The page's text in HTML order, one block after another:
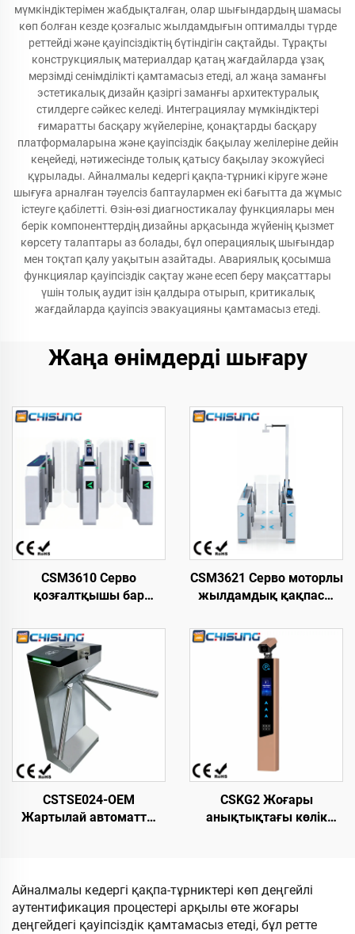
мүмкіндіктерімен жабдықталған, олар шығындардың шамасы
көп болған кезде қозғалыс жылдамдығын оптималды түрде
реттейді және қауіпсіздіктің бүтіндігін сақтайды. Тұрақты
конструкциялық материалдар қатаң жағдайларда ұзақ
мерзімді сенімділікті қамтамасыз етеді, ал жаңа заманғы
эстетикалық дизайн қазіргі заманғы архитектуралық
стилдерге сәйкес келеді. Интеграциялау мүмкіндіктері
ғимаратты басқару жүйелеріне, қонақтарды басқару
платформаларына және қауіпсіздік бақылау желілеріне дейін
кеңейеді, нәтижесінде толық қатысу бақылау экожүйесі
құрылады. Айналмалы кедергі қақпа-тұрникі кіруге және
шығуға арналған тәуелсіз баптаулармен екі бағытта да жұмыс
істеуге қабілетті. Өзін-өзі диагностикалау функциялары мен
берік компоненттердің дизайны арқасында жүйенің қызмет
көрсету талаптары аз болады, бұл операциялық шығындар
мен тоқтап қалу уақытын азайтады. Авариялық қосымша
функциялар қауіпсіздік сақтау және есеп беру мақсаттары
үшін толық аудит ізін қалдыра отырып, критикалық
жағдайларда қауіпсіз эвакуацияны қамтамасыз етеді.
Жаңа өнімдерді шығару
CSM3610 Серво
қозғалтқышы бар
жаяу жүргіншілерге
арналған турникет
L2800*W220*H1000 мм,
ыстықтай
домалақталған болат,
метрополитен/станция
кіруіне арналған
қысудан қорғайтын
CSM3621 Серво моторлы
жылдамдық қақпасы
Премиум дизайн, суық
тартылған болат, 18-
Инфрақызыл қауіпсіздік
көп режимді кіру
бақылауы
CSTSE024-OEM
Жартылай автоматты
ені х 980 мм биіктік
SUS304 материал
CSKG2 Жоғары
анықтықтағы көлік
дюймдық LCD экраны
Айналмалы кедергі қақпа-тұрниктері көп деңгейлі
аутентификация процестері арқылы өте жоғары
деңгейдегі қауіпсіздік қамтамасыз етеді, бұл ретте